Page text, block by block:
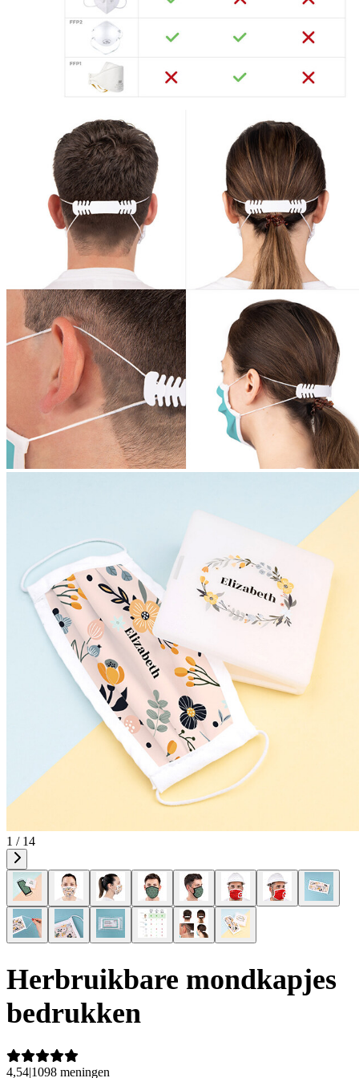
1 / 14
Herbruikbare mondkapjes
bedrukken
4,54|1098 meningen